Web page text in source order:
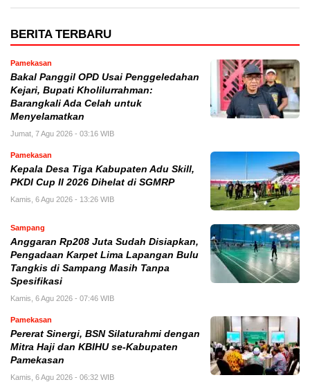
BERITA TERBARU
Pamekasan
Bakal Panggil OPD Usai Penggeledahan
Kejari, Bupati Kholilurrahman:
Barangkali Ada Celah untuk
Menyelamatkan
Jumat, 7 Agu 2026 - 03:16 WIB
Pamekasan
Kepala Desa Tiga Kabupaten Adu Skill,
PKDI Cup II 2026 Dihelat di SGMRP
Kamis, 6 Agu 2026 - 13:26 WIB
Sampang
Anggaran Rp208 Juta Sudah Disiapkan,
Pengadaan Karpet Lima Lapangan Bulu
Tangkis di Sampang Masih Tanpa
Spesifikasi
Kamis, 6 Agu 2026 - 07:46 WIB
Pamekasan
Pererat Sinergi, BSN Silaturahmi dengan
Mitra Haji dan KBIHU se-Kabupaten
Pamekasan
Kamis, 6 Agu 2026 - 06:32 WIB